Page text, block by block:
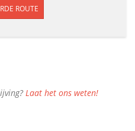
ROUTE
Laat het ons weten!